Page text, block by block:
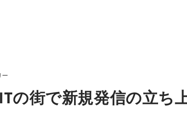
ー
の街で新規発信の立ち